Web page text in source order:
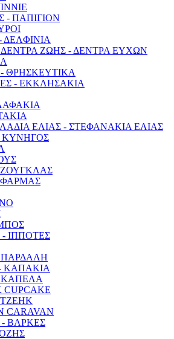
- ΠΑΠΙΓΙΟΝ
ΔΕΛΦΙΝΙΑ
ΔΕΝΤΡΑ ΖΩΗΣ - ΔΕΝΤΡΑ ΕΥΧΩΝ
ΘΡΗΣΚΕΥΤΙΚΑ
- ΕΚΚΛΗΣΑΚΙΑ
ΕΛΙΑΣ - ΣΤΕΦΑΝΑΚΙΑ ΕΛΙΑΣ
ΚΥΝΗΓΟΣ
ΙΠΠΟΤΕΣ
ΚΑΠΑΚΙΑ
ΒΑΡΚΕΣ